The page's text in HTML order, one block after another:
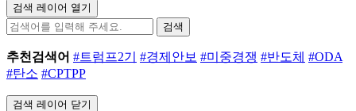
검색 레이어 열기
검색
추천검색어 #트럼프2기 #경제안보 #미중경쟁 #반도체 #ODA
#탄소 #CPTPP
검색 레이어 닫기